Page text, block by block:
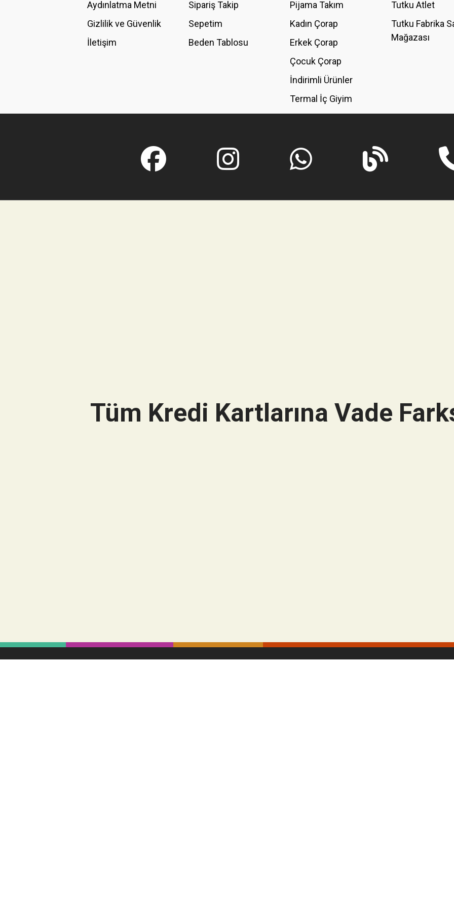
Aydınlatma Metni
Gizlilik ve Güvenlik
İletişim
Sipariş Takip
Sepetim
Beden Tablosu
Pijama Takım
Kadın Çorap
Erkek Çorap
Çocuk Çorap
İndirimli Ürünler
Termal İç Giyim
Tutku Atlet
Tutku Fabrika
Mağazası
Tüm Kredi Kartlarına Vade